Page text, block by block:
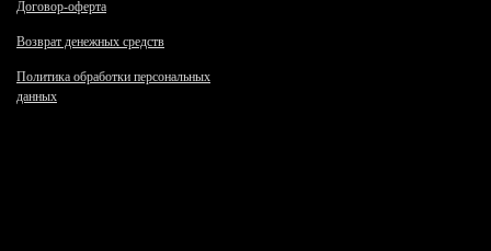
Договор-оферта
Возврат денежных средств
Политика обработки персональных
данных